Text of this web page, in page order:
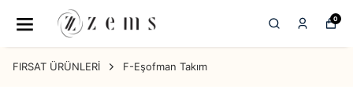
0
FIRSAT ÜRÜNLERİ F-Eşofman Takım